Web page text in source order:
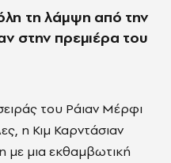
τη λάμψη από την
στην πρεμιέρα του
του Ράιαν Μέρφι
η Κιμ Καρντάσιαν
με μια εκθαμβωτική